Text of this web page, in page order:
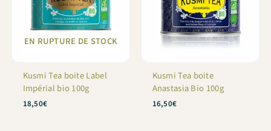
EN RUPTURE DE STOCK
Kusmi Tea boite Label
Impérial bio 100g
18,50€
Kusmi Tea boite
Anastasia Bio 100g
16,50€